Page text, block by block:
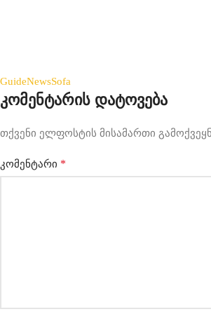
GuideNewsSofa
კომენტარის დატოვება
თქვენი ელფოსტის მისამართი
კომენტარი *